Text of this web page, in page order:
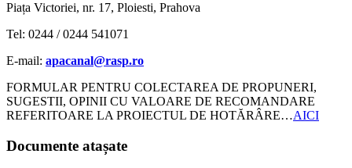
Piața Victoriei, nr. 17, Ploiesti, Prahova
Tel: 0244 / 0244 541071
E-mail: apacanal@rasp.ro
FORMULAR PENTRU COLECTAREA DE PROPUNERI,
SUGESTII, OPINII CU VALOARE DE RECOMANDARE
REFERITOARE LA PROIECTUL DE HOTĂRÂRE…AICI
Documente atașate